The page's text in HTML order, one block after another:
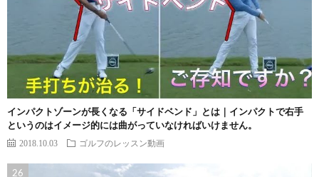
インパクトゾーンが長くなる「サイドベンド」とは｜インパクトで右手
というのはイメージ的には曲がっていなければいけません。
2018.10.03 ゴルフのレッスン動画